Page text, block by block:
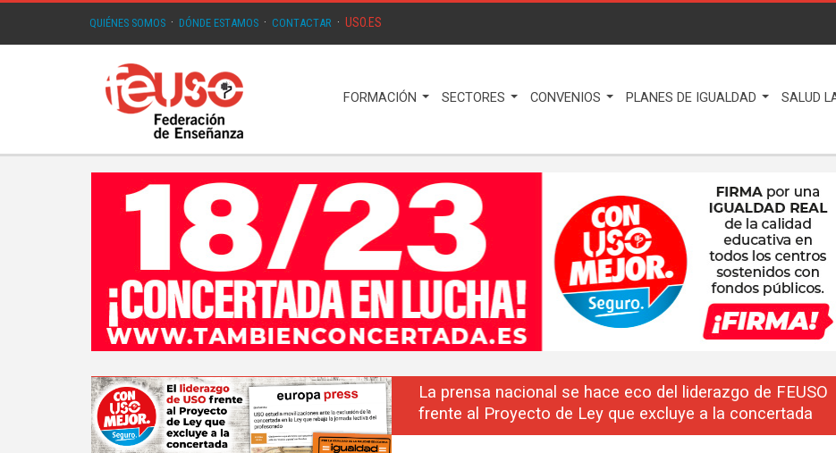
QUIÉNES SOMOS · DÓNDE ESTAMOS · CONTACTAR · USO.ES
FORMACIÓN SECTORES CONVENIOS PLANES DE IGUALDAD SALUD
La prensa nacional se hace eco del liderazgo de FEUSO
frente al Proyecto de Ley que excluye a la concertada